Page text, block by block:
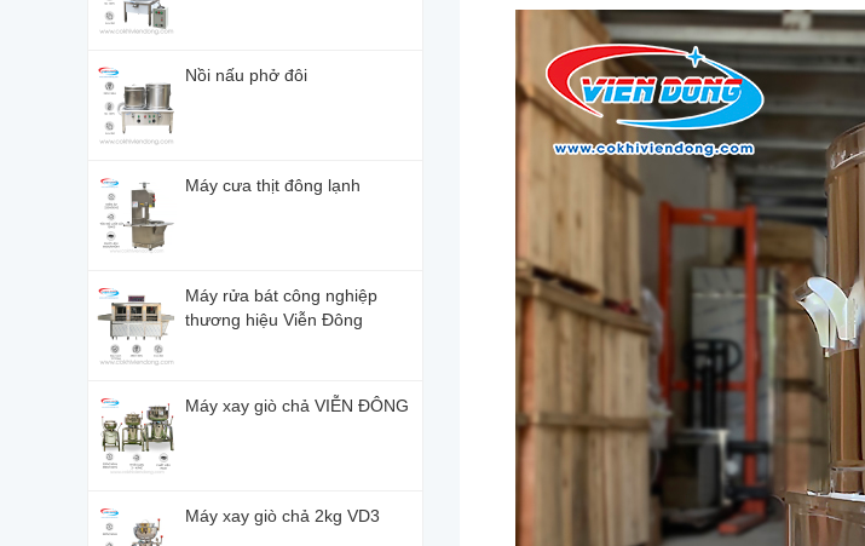
Nồi nấu phở đôi
Máy cưa thịt đông lạnh
Máy rửa bát công nghiệp
thương hiệu Viễn Đông
Máy xay giò chả VIỄN ĐÔNG
Máy xay giò chả 2kg VD3